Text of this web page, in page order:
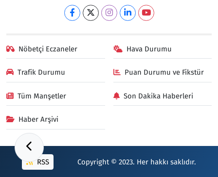
Nöbetçi Eczaneler Hava Durumu
Trafik Durumu Puan Durumu ve Fikstür
Tüm Manşetler Son Dakika Haberleri
Haber Arşivi
RSS Copyright © 2023. Her hakkı saklıdır.